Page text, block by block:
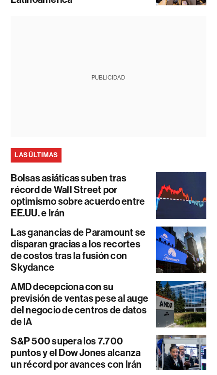
PUBLICIDAD
LAS ÚLTIMAS
Bolsas asiáticas suben tras
récord de Wall Street por
optimismo sobre acuerdo entre
EE.UU. e Irán
Las ganancias de Paramount se
disparan gracias a los recortes
de costos tras la fusión con
Skydance
AMD decepciona con su
previsión de ventas pese al auge
del negocio de centros de datos
de IA
S&P 500 supera los 7.700
puntos y el Dow Jones alcanza
un récord por avances con Irán